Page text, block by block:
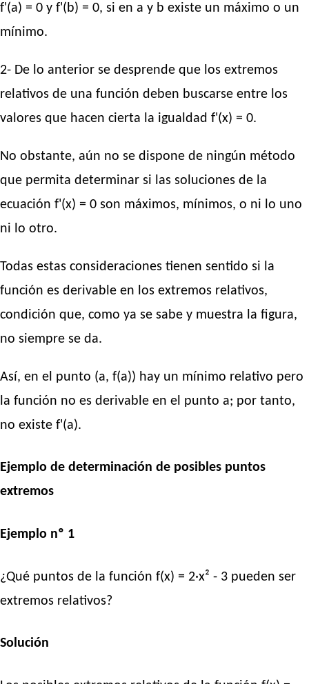
f'(a) = 0 y f'(b) = 0, si en a y b existe un máximo o un
mínimo.
2- De lo anterior se desprende que los extremos
relativos de una función deben buscarse entre los
valores que hacen cierta la igualdad f'(x) = 0.
No obstante, aún no se dispone de ningún método
que permita determinar si las soluciones de la
ecuación f'(x) = 0 son máximos, mínimos, o ni lo uno
ni lo otro.
Todas estas consideraciones tienen sentido si la
función es derivable en los extremos relativos,
condición que, como ya se sabe y muestra la figura,
no siempre se da.
Así, en el punto (a, f(a)) hay un mínimo relativo pero
la función no es derivable en el punto a; por tanto,
no existe f'(a).
Ejemplo de determinación de posibles puntos
extremos
Ejemplo nº 1
¿Qué puntos de la función f(x) = 2·x² - 3 pueden ser
extremos relativos?
Solución